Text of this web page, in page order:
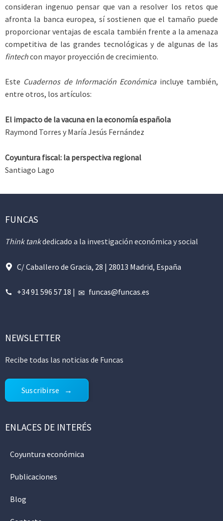
consideran ingenuo pensar que van a resolver los retos que
afronta la banca europea, sí sostienen que el tamaño puede
proporcionar ventajas de escala también frente a la amenaza
competitiva de las grandes tecnológicas y de algunas de las
fintechcon mayor proyección de crecimiento.
Este Cuadernos de Información Económicaincluye también,
entre otros, los artículos:
El impacto de la vacuna en la economía española
Raymond Torres y María Jesús Fernández
Coyuntura fiscal: la perspectiva regional
Santiago Lago
FUNCAS
Think tankdedicado a la investigación económica y social
C/ Caballero de Gracia, 28 | 28013 Madrid, España
+34 91 596 57 18 | funcas@funcas.es
NEWSLETTER
Recibe todas las noticias de Funcas
Suscribirse
ENLACES DE INTERÉS
Coyuntura económica
Publicaciones
Blog